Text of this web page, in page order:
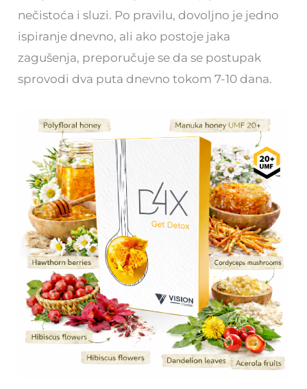
nečistoća i sluzi. Po pravilu, dovoljno je jedno
ispiranje dnevno, ali ako postoje jaka
zagušenja, preporučuje se da se postupak
sprovodi dva puta dnevno tokom 7-10 dana.